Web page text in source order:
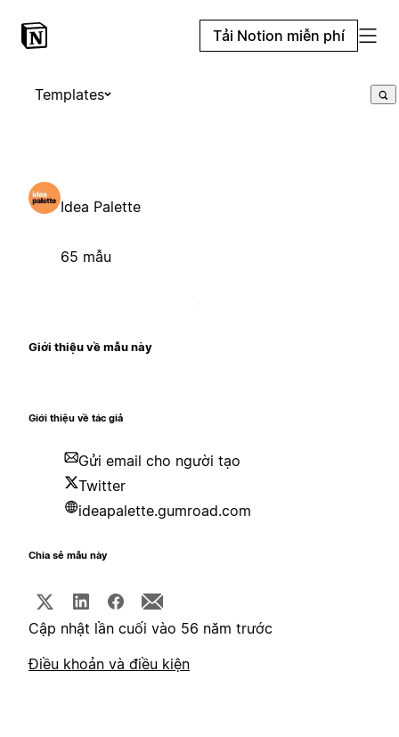
Tải Notion miễn phí
Templates
Idea Palette
65 mẫu
Giới thiệu về mẫu này
Giới thiệu về tác giả
Gửi email cho người tạo
Twitter
ideapalette.gumroad.com
Chia sẻ mẫu này
Cập nhật lần cuối vào 56 năm trước
Điều khoản và điều kiện